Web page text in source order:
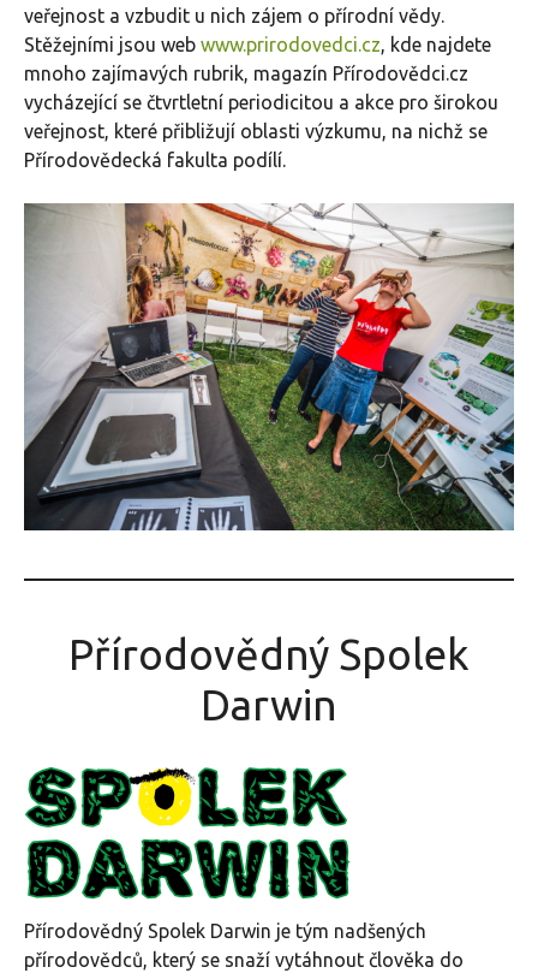
veřejnost a vzbudit u nich zájem o přírodní vědy.
Stěžejními jsou web www.prirodovedci.cz, kde najdete
mnoho zajímavých rubrik, magazín Přírodovědci.cz
vycházející se čtvrtletní periodicitou a akce pro širokou
veřejnost, které přibližují oblasti výzkumu, na nichž se
Přírodovědecká fakulta podílí.
Přírodovědný Spolek
Darwin
Přírodovědný Spolek Darwin je tým nadšených
přírodovědců, který se snaží vytáhnout člověka do